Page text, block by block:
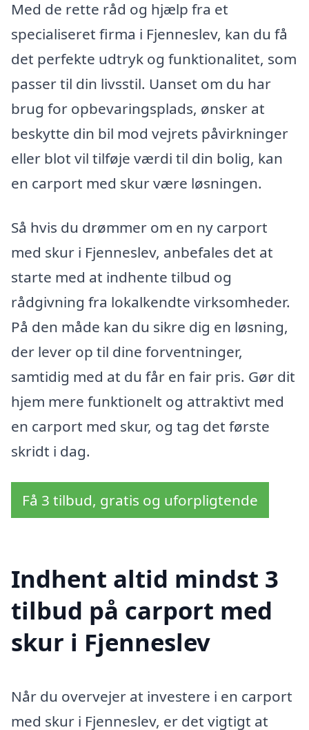
Med de rette råd og hjælp fra et
specialiseret firma i Fjenneslev, kan du få
det perfekte udtryk og funktionalitet, som
passer til din livsstil. Uanset om du har
brug for opbevaringsplads, ønsker at
beskytte din bil mod vejrets påvirkninger
eller blot vil tilføje værdi til din bolig, kan
en carport med skur være løsningen.
Så hvis du drømmer om en ny carport
med skur i Fjenneslev, anbefales det at
starte med at indhente tilbud og
rådgivning fra lokalkendte virksomheder.
På den måde kan du sikre dig en løsning,
der lever op til dine forventninger,
samtidig med at du får en fair pris. Gør dit
hjem mere funktionelt og attraktivt med
en carport med skur, og tag det første
skridt i dag.
Få 3 tilbud, gratis og uforpligtende
Indhent altid mindst 3
tilbud på carport med
skur i Fjenneslev
Når du overvejer at investere i en carport
med skur i Fjenneslev, er det vigtigt at